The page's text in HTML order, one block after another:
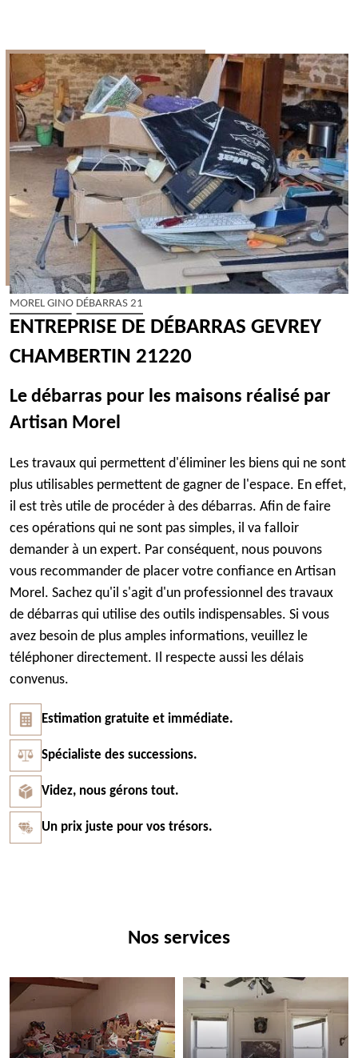
MOREL GINO DÉBARRAS 21
ENTREPRISE DE DÉBARRAS GEVREY
CHAMBERTIN 21220
Le débarras pour les maisons réalisé par
Artisan Morel
Les travaux qui permettent d'éliminer les biens qui ne sont
plus utilisables permettent de gagner de l'espace. En effet,
il est très utile de procéder à des débarras. Afin de faire
ces opérations qui ne sont pas simples, il va falloir
demander à un expert. Par conséquent, nous pouvons
vous recommander de placer votre confiance en Artisan
Morel. Sachez qu'il s'agit d'un professionnel des travaux
de débarras qui utilise des outils indispensables. Si vous
avez besoin de plus amples informations, veuillez le
téléphoner directement. Il respecte aussi les délais
convenus.
Estimation gratuite et immédiate.
Spécialiste des successions.
Videz, nous gérons tout.
Un prix juste pour vos trésors.
Nos services